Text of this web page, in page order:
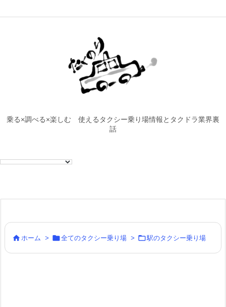
乗る×調べる×楽しむ 使えるタクシー乗り場情報とタクドラ業界裏
話
 ホーム > 全てのタクシー乗り場 > 駅のタクシー乗り場